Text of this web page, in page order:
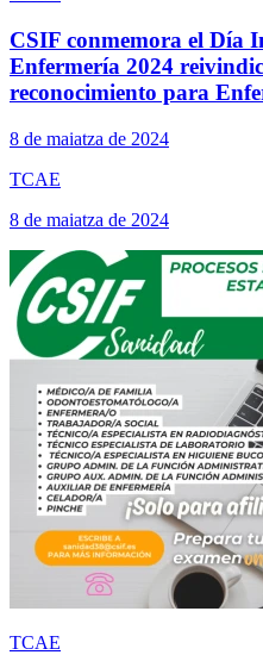
CSIF conmemora el Día
Enfermería 2024
reconocimiento para
8 de maiatza de 2024
TCAE
8 de maiatza de 2024
TCAE